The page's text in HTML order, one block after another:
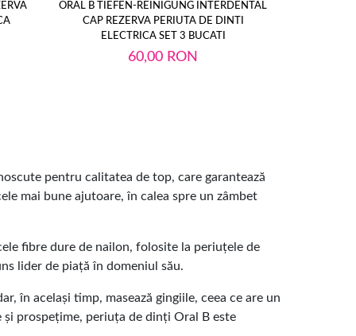
ORAL B TIEFEN-REINIGUNG INTERDENTAL
CAP REZERVA PERIUTA DE DINTI
ELECTRICA SET 3 BUCATI
60,00 RON
pentru calitatea de top, care garantează
mai bune ajutoare, în calea spre un zâmbet
fibre dure de nailon, folosite la periuțele de
lider de piață în domeniul său.
în același timp, masează gingiile, ceea ce are un
prospețime, periuța de dinți Oral B este